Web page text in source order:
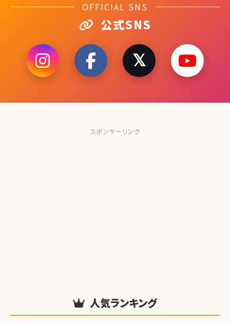
OFFICIAL SNS
公式SNS
スポンサーリンク
人気ランキング